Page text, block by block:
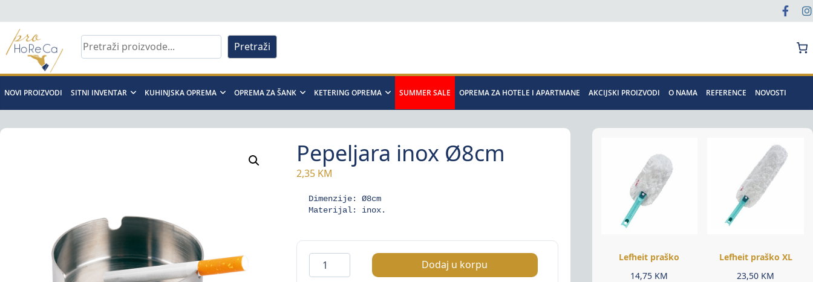
to
content
Pro
Horeca
d.o.o
Pretraži
NOVI PROIZVODI SITNI INVENTAR KUHINJSKA OPREMA OPREMA ZA ŠANK KETERING OPREMA SUMMER SALE OPREMA ZA HOTELE I APARTMANE AKCIJSKI PROIZVODI O NAMA REFERENCE NOVOSTI
Pepeljara inox Ø8cm
2,35 KM
Dimenzije: Ø8cm
Materijal: inox.
Pepeljara
inox
Dodaj u korpu
Lefheit praško
14,75 KM
Lefheit praško XL
23,50 KM